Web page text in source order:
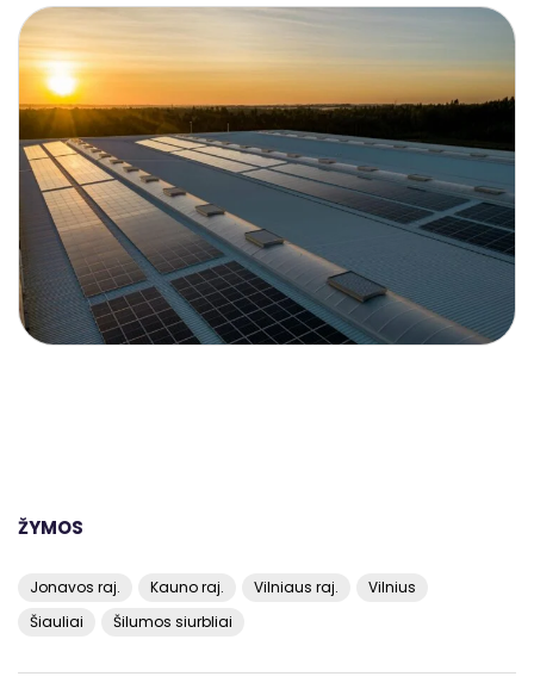
ŽYMOS
Jonavos raj. Kauno raj. Vilniaus raj.
Vilnius
Šiauliai
Šilumos siurbliai